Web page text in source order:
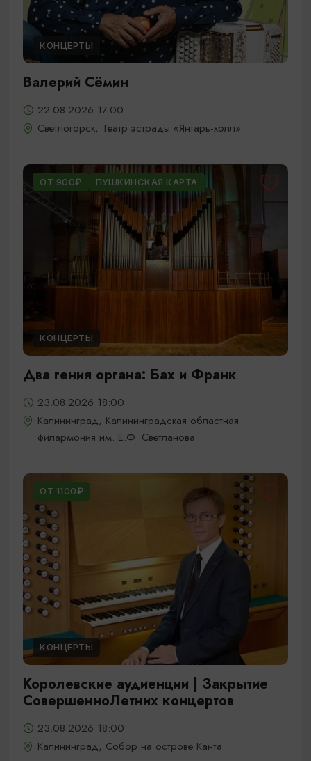
КОНЦЕРТЫ
Валерий Сёмин
22.08.2026 17.00
Светлогорск, Театр эстрады «Янтарь-холл»
ОТ 900₽ ПУШКИНСКАЯ КАРТА
КОНЦЕРТЫ
Два гения органа: Бах и Франк
23.08.2026 18:00
Калининград, Калининградская областная
филармония им. Е.Ф. Светланова
ОТ 1100₽
КОНЦЕРТЫ
Королевские аудиенции | Закрытие
СовершенноЛетних концертов
23.08.2026 18:00
Калининград, Собор на острове Канта